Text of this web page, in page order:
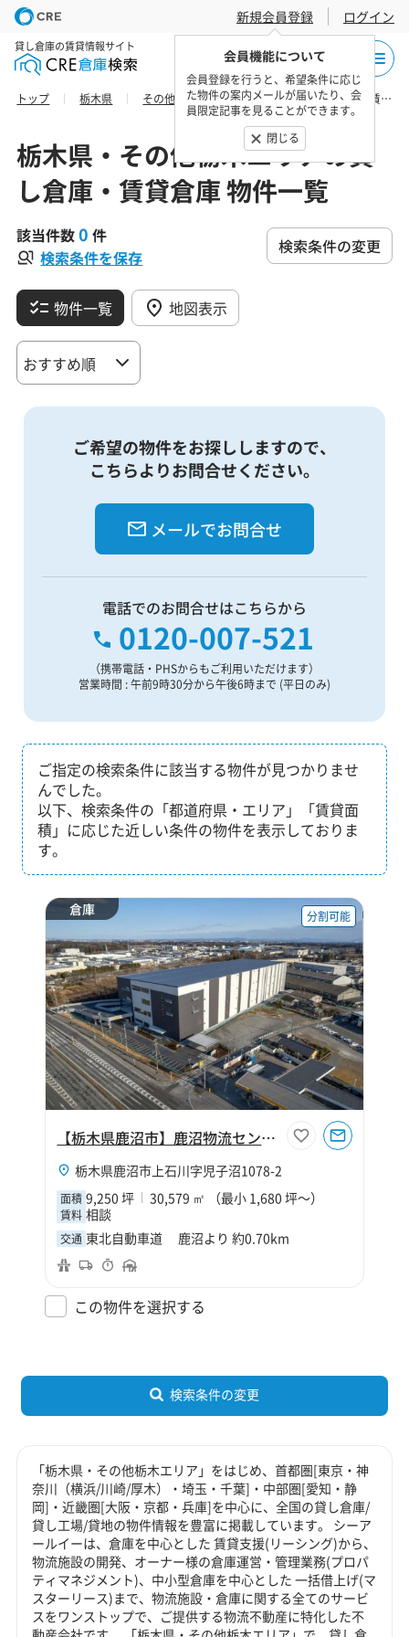
新規会員登録
会員機能について
会員登録を行うと、希望条件に応じ
た物件の案内メールが届いたり、会
員限定記事を見ることができます。
閉じる
ログイン
貸し倉庫の賃貸情報サイト
トップ 栃木県 その他栃木エリア 下都賀郡の貸し倉庫・賃貸倉庫 物件一覧
栃木県・その他栃木エリアの貸
し倉庫・賃貸倉庫 物件一覧
該当件数0 件
検索条件を保存
検索条件の変更
物件一覧 地図表示
ご希望の物件をお探ししますので、
こちらよりお問合せください。
メールでお問合せ
電話でのお問合せはこちらから
0120-007-521
（携帯電話・PHSからもご利用いただけます）
営業時間 : 午前9時30分から午後6時まで (平日のみ)
ご指定の検索条件に該当する物件が見つかりませ
んでした。
以下、検索条件の「都道府県・エリア」「賃貸面
積」に応じた近しい条件の物件を表示しておりま
す。
倉庫 分割可能
【栃木県鹿沼市】鹿沼物流センター
栃木県鹿沼市上石川字児子沼1078-2
面積 9,250 坪 30,579 ㎡ （最小 1,680 坪～）
賃料 相談
交通 東北自動車道 鹿沼より 約0.70km
この物件を選択する
検索条件の変更
「栃木県・その他栃木エリア」をはじめ、首都圏[東京・神
奈川（横浜/川崎/厚木）・埼玉・千葉]・中部圏[愛知・静
岡]・近畿圏[大阪・京都・兵庫]を中心に、全国の貸し倉庫/
貸し工場/貸地の物件情報を豊富に掲載しています。 シーア
ールイーは、倉庫を中心とした 賃貸支援(リーシング)から、
物流施設の開発、オーナー様の倉庫運営・管理業務(プロパ
ティマネジメント)、中小型倉庫を中心とした 一括借上げ(マ
スターリース)まで、物流施設・倉庫に関する全てのサービ
スをワンストップで、ご提供する物流不動産に特化した不